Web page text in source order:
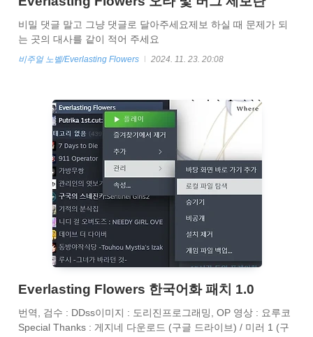
비밀 댓글 말고 그냥 댓글로 달아주세요제보 하실 때 문제가 되
는 곳의 대사를 같이 적어 주세요
비주얼 노벨/Everlasting Flowers 2024. 11. 23. 20:08
Everlasting Flowers 한국어화 패치 1.0
번역, 검수 : DDss이미지 : 도리진프로그래밍, OP 영상 : 요루코
Special Thanks : 게지네 다운로드 (구글 드라이브) / 미러 1 (구